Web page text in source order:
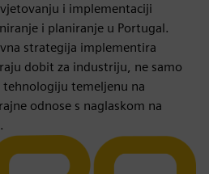
i implementaciji
i planiranje u Portugal.
strategija implementira
dobit za industriju, ne samo
temeljenu na
odnose s naglaskom na